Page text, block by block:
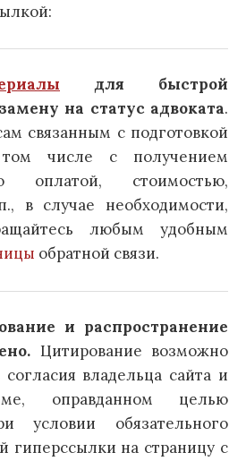
для быстрой
на статус адвоката.
связанным с подготовкой
числе с получением
оплатой, стоимостью,
в случае необходимости,
любым удобным
обратной связи.
и распространение
Цитирование возможно
владельца сайта и
оправданном целью
условии обязательного
гиперссылки на страницу с